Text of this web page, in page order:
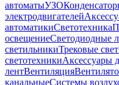
автоматыУЗО
электродвигателей
автоматикиСветотехника
освещениеСветодиодные
светильникиТрековые
светотехникиАксессуары
лентВентиляция
канальныеСистемы